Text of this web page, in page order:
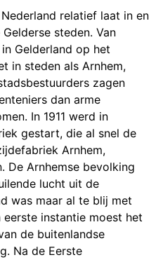
relatief laat in en
steden. Van
Gelderland op het
in steden als Arnhem,
zagen
dan arme
In 1911 werd in
gestart, die al snel de
Arnhem,
De Arnhemse bevolking
lucht uit de
was maar al te blij met
instantie moest het
de buitenlandse
Na de Eerste